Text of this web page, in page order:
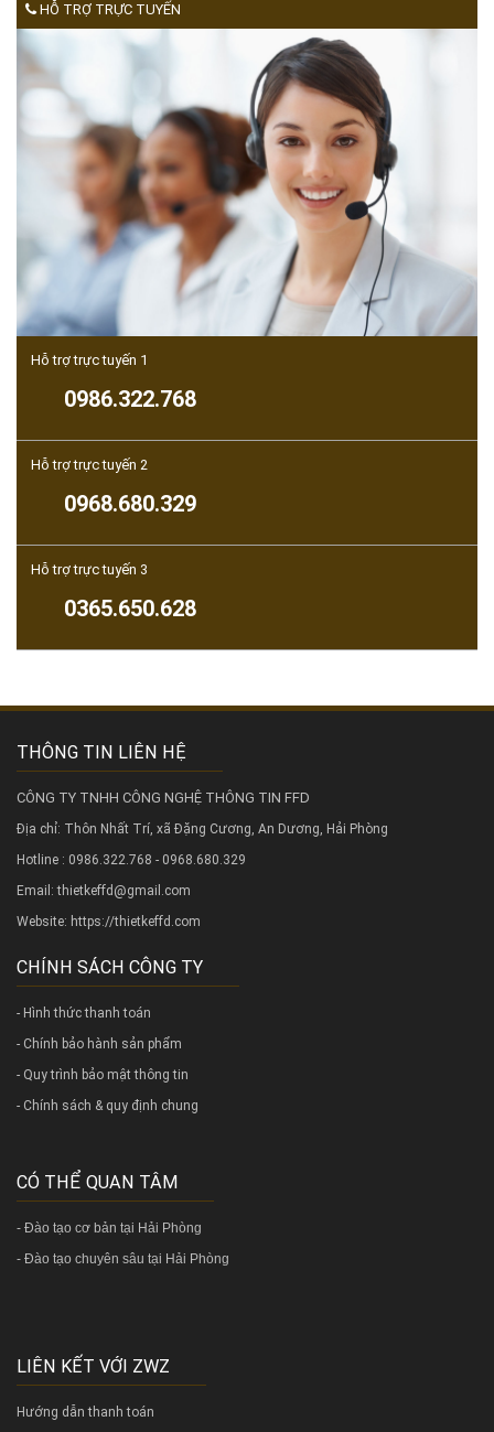
HỖ TRỢ TRỰC TUYẾN
Hỗ trợ trực tuyến 1
0986.322.768
Hỗ trợ trực tuyến 2
0968.680.329
Hỗ trợ trực tuyến 3
0365.650.628
THÔNG TIN LIÊN HỆ
CÔNG TY TNHH CÔNG NGHỆ THÔNG TIN FFD
Địa chỉ: Thôn Nhất Trí, xã Đặng Cương, An Dương, Hải Phòng
Hotline : 0986.322.768 - 0968.680.329
Email: thietkeffd@gmail.com
Website: https://thietkeffd.com
CHÍNH SÁCH CÔNG TY
- Hình thức thanh toán
- Chính bảo hành sản phẩm
- Quy trình bảo mật thông tin
- Chính sách & quy định chung
CÓ THỂ QUAN TÂM
- Đào tạo cơ bản tại Hải Phòng
- Đào tạo chuyên sâu tại Hải Phòng
LIÊN KẾT VỚI ZWZ
Hướng dẫn thanh toán